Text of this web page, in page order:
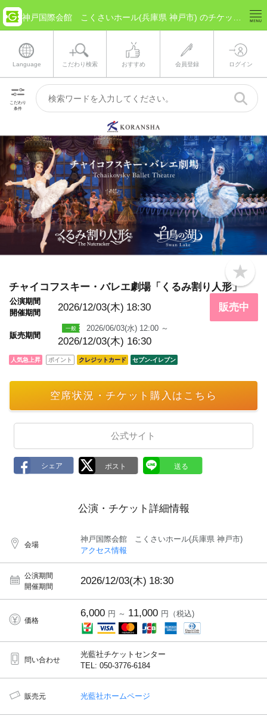
Language こだわり検索 おすすめ 会員登録 ログイン
こだわり
条件
b
o
o
k
m
a
チャイコフスキー・バレエ劇場「くるみ割り人形」
公演期間
開催期間
2026/12/03(木) 18:30
販売期間
2026/06/03(水) 12:00 ～
2026/12/03(木) 16:30
販売中
人気急上昇 ポイント クレジットカード セブン‐イレブン
空席状況・チケット購入はこちら
公式サイト
公演・チケット詳細情報
会場
神戸国際会館 こくさいホール(兵庫県 神戸市)
アクセス情報
公演期間
開催期間
2026/12/03(木) 18:30
価格
6,000 円 ～ 11,000 円（税込)
問い合わせ
光藍社チケットセンター
TEL: 050-3776-6184
販売元 光藍社ホームページ